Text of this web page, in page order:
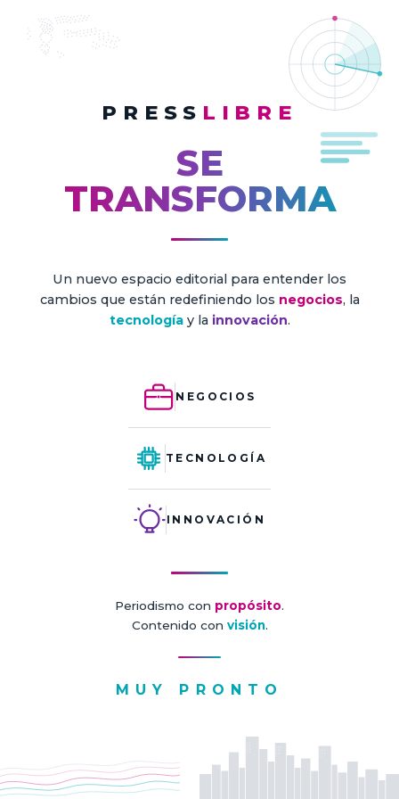
PRESS LIBRE
SE
TRANSFORMA
Un nuevo espacio editorial para entender los
cambios que están redefiniendo los negocios, la
tecnologíay la innovación.
NEGOCIOS
TECNOLOGÍA
INNOVACIÓN
Periodismo con propósito.
Contenido con visión.
MUY PRONTO